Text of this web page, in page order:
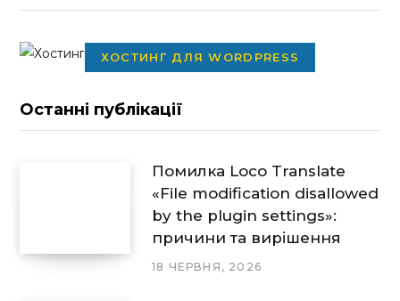
ХОСТИНГ ДЛЯ WORDPRESS
Останні публікації
Помилка Loco Translate
«File modification disallowed
by the plugin settings»:
причини та вирішення
18 ЧЕРВНЯ, 2026